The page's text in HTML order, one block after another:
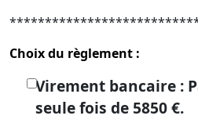
Choix du règlement :
Virement bancaire :
seule fois de 5850 €.